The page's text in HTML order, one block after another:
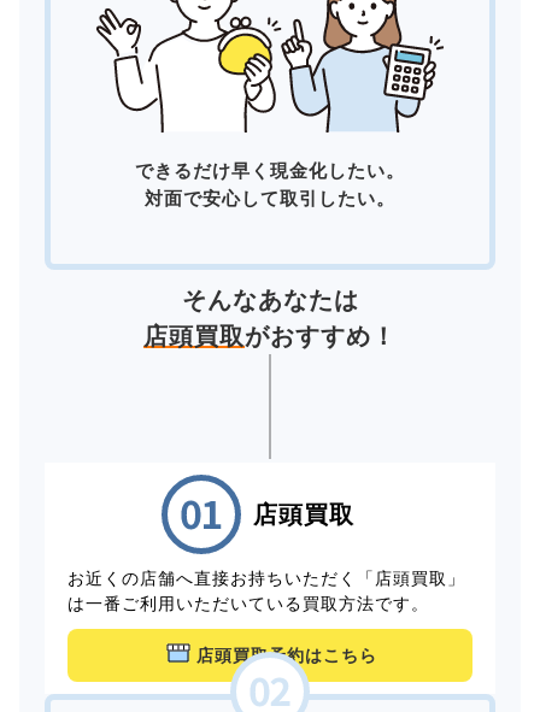
できるだけ早く現金化したい。
対面で安心して取引したい。
そんなあなたは
店頭買取がおすすめ！
店頭買取
お近くの店舗へ直接お持ちいただく「店頭買取」
は一番ご利用いただいている買取方法です。
店頭買取予約はこちら